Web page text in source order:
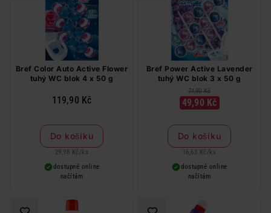
Bref Color Auto Active Flower
tuhý WC blok 4 x 50 g
119,90 Kč
Do košíku
29,98 Kč / ks
dostupné online
načítám
Bref Power Active Lavender
tuhý WC blok 3 x 50 g
74,90 Kč
49,90 Kč
Do košíku
16,63 Kč / ks
dostupné online
načítám